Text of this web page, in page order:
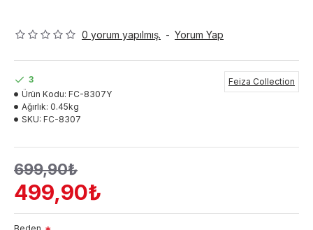
TESLİMAT: Ürünler kendi depomuzda mevcut olup 24 Saat
günü (köylere bir hafta), Yurtdışı siparişlerinde 3-4 iş günü
içerisinde teslim edilmektedir (Yurtdışı siparişleri DHL
Express
0 yorum yapılmış. - Yorum Yap
499,90₺
699,90₺
3
Ürün Kodu: FC-8307Y
Ağırlık: 0.45kg
SKU: FC-8307
Feiza Collection